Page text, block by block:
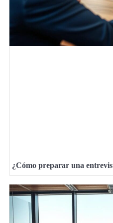
¿Cómo preparar una